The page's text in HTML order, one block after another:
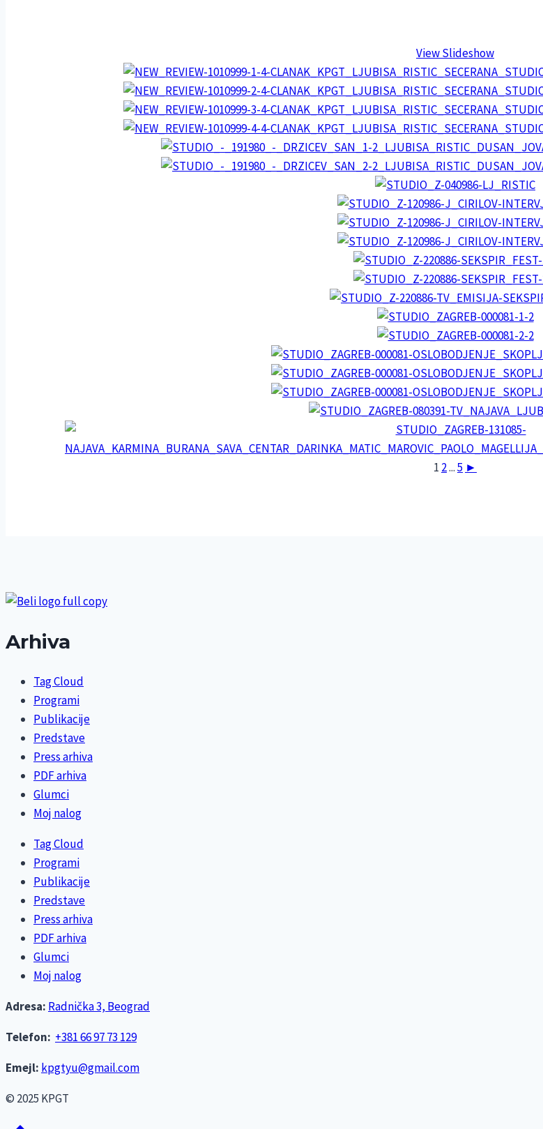
View Slideshow
1 2...5 ►
Arhiva
Tag Cloud
Programi
Publikacije
Predstave
Press arhiva
PDF arhiva
Glumci
Moj nalog
Tag Cloud
Programi
Publikacije
Predstave
Press arhiva
PDF arhiva
Glumci
Moj nalog
Adresa: Radnička 3, Beograd
Telefon: +381 66 97 73 129
Emejl: kpgtyu@gmail.com
© 2025 KPGT